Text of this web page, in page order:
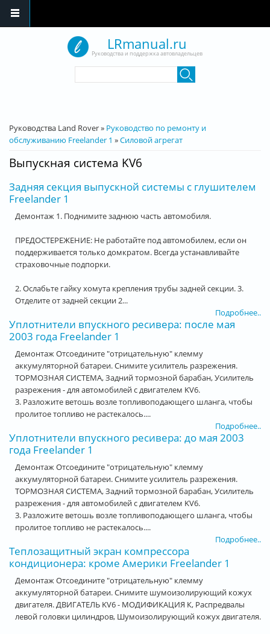
LRmanual.ru
Руководства и поддержка автовладельцев
Вы здесь
Руководства Land Rover» Руководство по ремонту и
обслуживанию Freelander 1 »Силовой агрегат
Выпускная система KV6
Задняя секция выпускной системы с глушителем
Freelander 1
Демонтаж 1. Поднимите заднюю часть автомобиля.
ПРЕДОСТЕРЕЖЕНИЕ: Не работайте под автомобилем, если он
поддерживается только домкратом. Всегда устанавливайте
страховочные подпорки.
2. Ослабьте гайку хомута крепления трубы задней секции. 3.
Отделите от задней секции 2...
Подробнее..
Уплотнители впускного ресивера: после мая
2003 года Freelander 1
Демонтаж Отсоедините "отрицательную" клемму
аккумуляторной батареи. Снимите усилитель разрежения.
ТОРМОЗНАЯ СИСТЕМА, Задний тормозной барабан, Усилитель
разрежения - для автомобилей с двигателем KV6.
3. Разложите ветошь возле топливоподающего шланга, чтобы
пролитое топливо не растекалось....
Подробнее..
Уплотнители впускного ресивера: до мая 2003
года Freelander 1
Демонтаж Отсоедините "отрицательную" клемму
аккумуляторной батареи. Снимите усилитель разрежения.
ТОРМОЗНАЯ СИСТЕМА, Задний тормозной барабан, Усилитель
разрежения - для автомобилей с двигателем KV6.
3. Разложите ветошь возле топливоподающего шланга, чтобы
пролитое топливо не растекалось....
Подробнее..
Теплозащитный экран компрессора
кондиционера: кроме Америки Freelander 1
Демонтаж Отсоедините "отрицательную" клемму
аккумуляторной батареи. Снимите шумоизолирующий кожух
двигателя. ДВИГАТЕЛЬ KV6 - МОДИФИКАЦИЯ К, Распредвалы
левой головки цилиндров, Шумоизолирующий кожух двигателя.